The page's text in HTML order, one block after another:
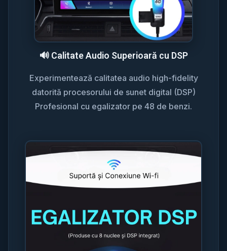
🔊 Calitate Audio Superioară cu DSP
Experimentează calitatea audio high-fidelity
datorită procesorului de sunet digital (DSP)
Profesional cu egalizator pe 48 de benzi.